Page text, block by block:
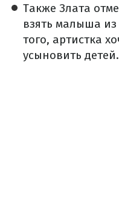
Также Злата
взять малыша из
того, артистка
усыновить детей.